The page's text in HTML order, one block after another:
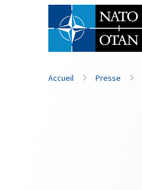
Nom de famille*
Accueil Presse